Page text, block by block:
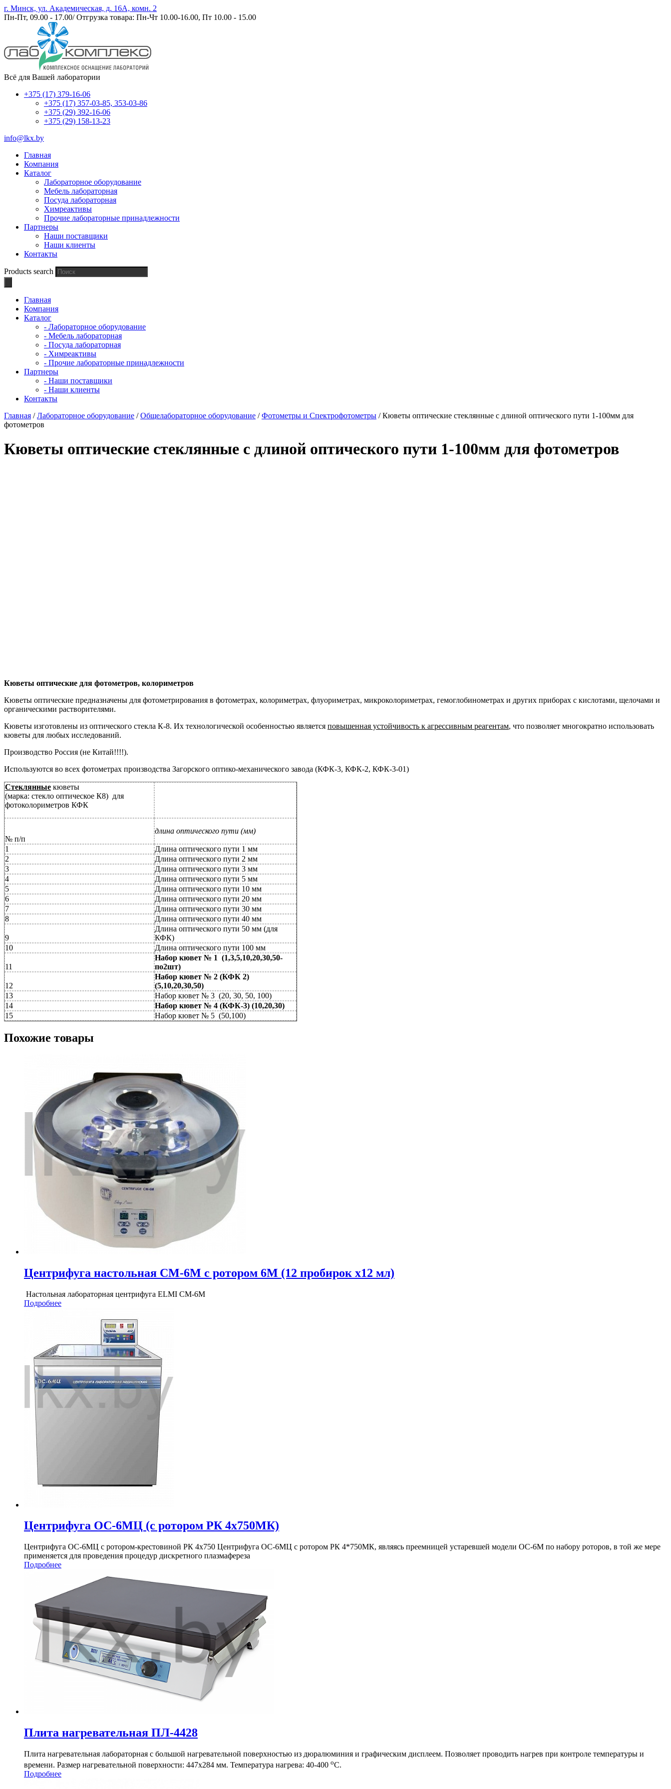
г. Минск, ул. Академическая, д. 16А, комн. 2
Пн-Пт, 09.00 - 17.00/ Отгрузка товара: Пн-Чт 10.00-16.00, Пт 10.00 - 15.00
Всё для Вашей лаборатории
+375 (17) 379-16-06
+375 (17) 357-03-85, 353-03-86
+375 (29) 392-16-06
+375 (29) 158-13-23
info@lkx.by
Главная
Компания
Каталог
Лабораторное оборудование
Мебель лабораторная
Посуда лабораторная
Химреактивы
Прочие лабораторные принадлежности
Партнеры
Наши поставщики
Наши клиенты
Контакты
Products search
Главная
Компания
Каталог
- Лабораторное оборудование
- Мебель лабораторная
- Посуда лабораторная
- Химреактивы
- Прочие лабораторные принадлежности
Партнеры
- Наши поставщики
- Наши клиенты
Контакты
Главная /Лабораторное оборудование /Общелабораторное оборудование /Фотометры и Спектрофотометры / Кюветы оптические стеклянные с длиной оптического пути 1-100мм для
фотометров
Кюветы оптические стеклянные с длиной оптического пути 1-100мм для фотометров
Кюветы оптические для фотометров, колориметров
Кюветы оптические предназначены для фотометрирования в фотометрах, колориметрах, флуориметрах, микроколориметрах, гемоглобинометрах и других приборах с кислотами, щелочами и
органическими растворителями.
Кюветы изготовлены из оптического стекла К-8. Их технологической особенностью является повышенная устойчивость к агрессивным реагентам, что позволяет многократно использовать
кюветы для любых исследований.
Производство Россия (не Китай!!!!).
Используются во всех фотометрах производства Загорского оптико-механического завода (КФК-3, КФК-2, КФК-3-01)
Стеклянные кюветы
(марка: стекло оптическое К8) для
фотоколориметров КФК
№ п/п
длина оптического пути (мм)
1
Длина оптического пути 1 мм
2
Длина оптического пути 2 мм
3
Длина оптического пути 3 мм
4
Длина оптического пути 5 мм
5
Длина оптического пути 10 мм
6
Длина оптического пути 20 мм
7
Длина оптического пути 30 мм
8
Длина оптического пути 40 мм
9
Длина оптического пути 50 мм (для
КФК)
10
Длина оптического пути 100 мм
11
Набор кювет № 1 (1,3,5,10,20,30,50-
по2шт)
12
Набор кювет № 2 (КФК 2)
(5,10,20,30,50)
13
Набор кювет № 3 (20, 30, 50, 100)
14
Набор кювет № 4 (КФК-3) (10,20,30)
15
Набор кювет № 5 (50,100)
Похожие товары
Центрифуга настольная СМ-6М с ротором 6М (12 пробирок х12 мл)
Настольная лабораторная центрифуга ELMI СМ-6М
Подробнее
Центрифуга ОС-6МЦ (с ротором РК 4х750МК)
Центрифуга ОС-6МЦ с ротором-крестовиной РК 4х750 Центрифуга ОС-6МЦ с ротором РК 4*750МК, являясь преемницей устаревшей модели ОС-6М по набору роторов, в той же мере
применяется для проведения процедур дискретного плазмафереза
Подробнее
Плита нагревательная ПЛ-4428
Плита нагревательная лабораторная с большой нагревательной поверхностью из дюралюминия и графическим дисплеем. Позволяет проводить нагрев при контроле температуры и
времени. Размер нагревательной поверхности: 447х284 мм. Температура нагрева: 40-400 оС.
Подробнее